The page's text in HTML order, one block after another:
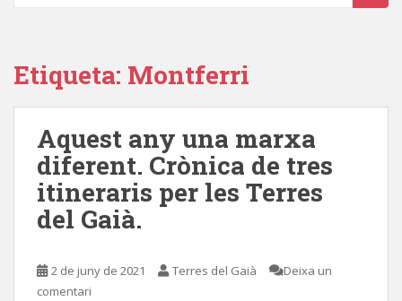
Etiqueta: Montferri
Aquest any una marxa
diferent. Crònica de tres
itineraris per les Terres
del Gaià.
2 de juny de 2021 Terres del Gaià
Deixa un
comentari